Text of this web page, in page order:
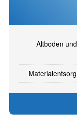
Altboden